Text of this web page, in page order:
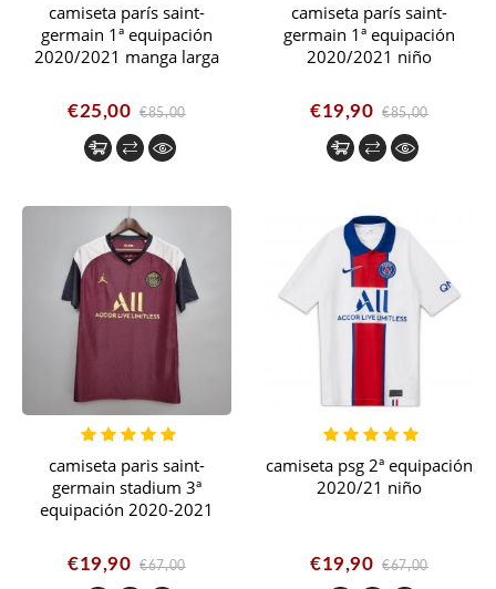
camiseta parís saint-
germain 1ª equipación
2020/2021 manga larga
€25,00 €85,00
camiseta parís saint-
germain 1ª equipación
2020/2021 niño
€19,90 €85,00
camiseta paris saint-
germain stadium 3ª
equipación 2020-2021
€19,90 €67,00
camiseta psg 2ª equipación
2020/21 niño
€19,90 €67,00